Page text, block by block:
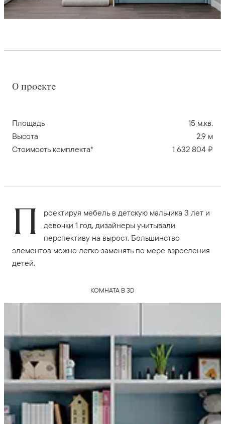
О проекте
Площадь
15 м.кв.
Высота
2.9 м
Стоимость комплекта*
1 632 804 ₽
П
роектируя мебель в детскую мальчика 3 лет и
девочки 1 год, дизайнеры учитывали
перспективу на вырост. Большинство
элементов можно легко заменять по мере взросления
детей.
КОМНАТА В 3D